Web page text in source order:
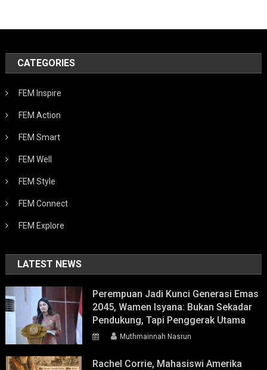
CATEGORIES
FEM Inspire
FEM Action
FEM Smart
FEM Well
FEM Style
FEM Connect
FEM Explore
LATEST NEWS
Perempuan Jadi Kunci Generasi Emas
2045, Wamen Isyana: Bukan Sekadar
Pendukung, Tapi Penggerak Utama
Muthmainnah Nasrun
Rachel Corrie, Mahasiswi Amerika